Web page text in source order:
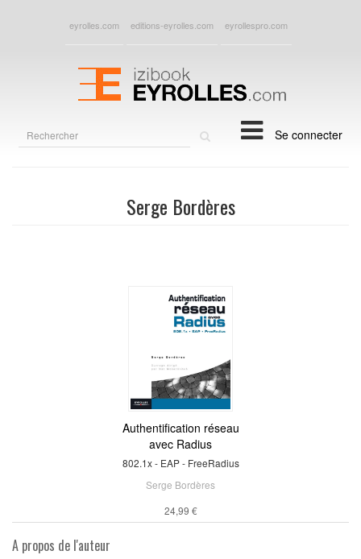
eyrolles.com editions-eyrolles.com eyrollespro.com
Se connecter
Serge Bordères
Authentification réseau
avec Radius
802.1x - EAP - FreeRadius
Serge Bordères
24,99 €
A propos de l'auteur